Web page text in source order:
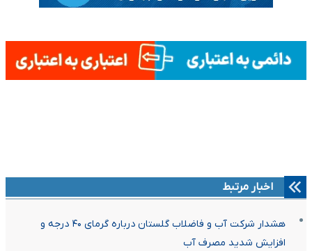
اخبار مرتبط
هشدار شرکت آب و فاضلاب گلستان درباره گرمای ۴۰ درجه و
افزایش شدید مصرف آب